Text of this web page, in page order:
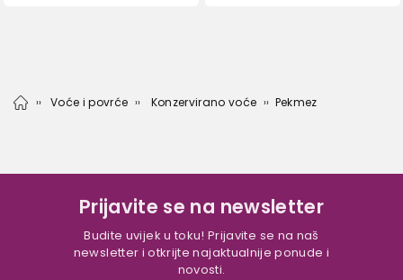
Voće i povrće Konzervirano voće Pekmez
Prijavite se na newsletter
Budite uvijek u toku! Prijavite se na naš
newsletter i otkrijte najaktualnije ponude i
novosti.